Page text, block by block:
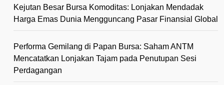
Kejutan Besar Bursa Komoditas: Lonjakan Mendadak
Harga Emas Dunia Mengguncang Pasar Finansial Global
Performa Gemilang di Papan Bursa: Saham ANTM
Mencatatkan Lonjakan Tajam pada Penutupan Sesi
Perdagangan